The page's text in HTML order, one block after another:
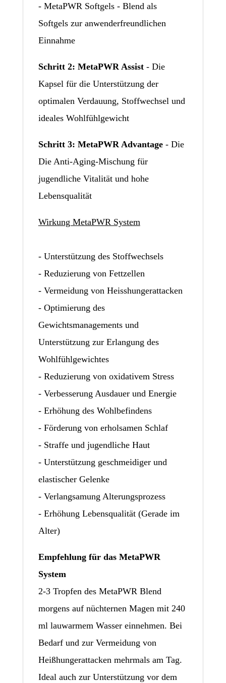
- MetaPWR Softgels - Blend als
Softgels zur anwenderfreundlichen
Einnahme
Schritt 2: MetaPWR Assist- Die
Kapsel für die Unterstützung der
optimalen Verdauung, Stoffwechsel und
ideales Wohlfühlgewicht
Schritt 3: MetaPWR Advantage- Die
Die Anti-Aging-Mischung für
jugendliche Vitalität und hohe
Lebensqualität
Wirkung MetaPWR System
- Unterstützung des Stoffwechsels
- Reduzierung von Fettzellen
- Vermeidung von Heisshungerattacken
- Optimierung des
Gewichtsmanagements und
Unterstützung zur Erlangung des
Wohlfühlgewichtes
- Reduzierung von oxidativem Stress
- Verbesserung Ausdauer und Energie
- Erhöhung des Wohlbefindens
- Förderung von erholsamen Schlaf
- Straffe und jugendliche Haut
- Unterstützung geschmeidiger und
elastischer Gelenke
- Verlangsamung Alterungsprozess
- Erhöhung Lebensqualität (Gerade im
Alter)
Empfehlung für das MetaPWR
System
2-3 Tropfen des MetaPWR Blend
morgens auf nüchternen Magen mit 240
ml lauwarmem Wasser einnehmen. Bei
Bedarf und zur Vermeidung von
Heißhungerattacken mehrmals am Tag.
Ideal auch zur Unterstützung vor dem